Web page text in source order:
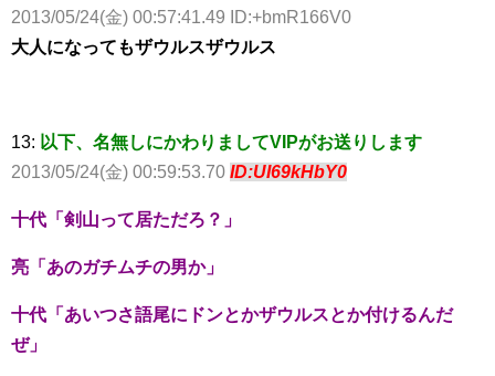
2013/05/24(金) 00:57:41.49 ID:+bmR166V0
大人になってもザウルスザウルス
13: 以下、名無しにかわりましてVIPがお送りします
2013/05/24(金) 00:59:53.70 ID:UI69kHbY0
十代「剣山って居ただろ？」
亮「あのガチムチの男か」
十代「あいつさ語尾にドンとかザウルスとか付けるんだ
ぜ」